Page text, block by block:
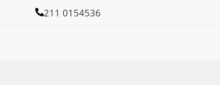
211 0154536